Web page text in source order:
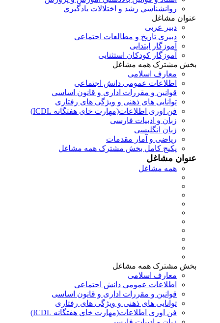
روانشناسي رشد و اختلالات يادگيري
عنوان مشاغل
دبير عربی
دبیری تاریخ و مطالعات اجتماعی
آموزگار ابتدایی
آموزگار کودکان استثنایی
بخش مشترک همه مشاغل
معارف اسلامی
اطلاعات عمومی دانش اجتماعی
قوانین و مقررات اداری و قانون اساسی
توانایی های ذهنی و ویژگی های رفتاری
فن اوری اطلاعات(مهارت خای هفتگانه ICDL)
زبان و ادبیات فارسی
زبان انگلیسی
ریاضی و آمار مقدمات
پکیج کامل بخش مشترک همه مشاغل
عنوان مشاغل
همه مشاغل
بخش مشترک همه مشاغل
معارف اسلامی
اطلاعات عمومی دانش اجتماعی
قوانین و مقررات اداری و قانون اساسی
توانایی های ذهنی و ویژگی های رفتاری
فن اوری اطلاعات(مهارت خای هفتگانه ICDL)